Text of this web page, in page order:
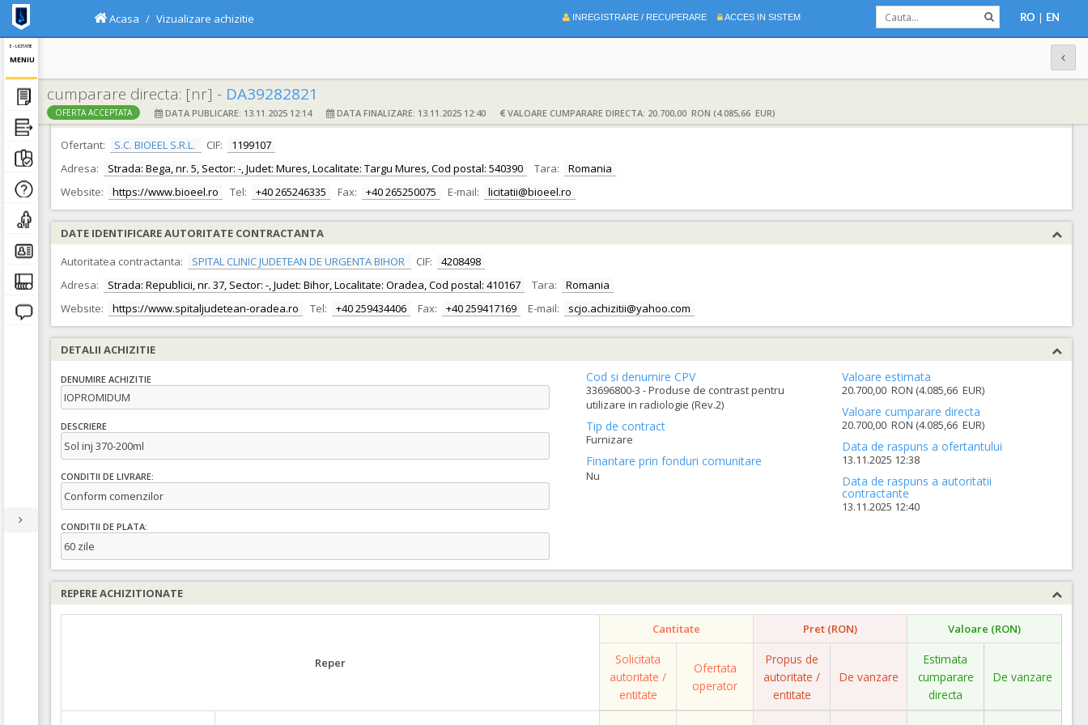
E - LICITATIE
MENIU
INREGISTRARE / RECUPERARE ACCES IN SISTEM RO | EN
Acasa Vizualizare achizitie
cumparare directa: [nr] - DA39282821
OFERTA ACCEPTATA DATA PUBLICARE: 13.11.2025 12:14 DATA FINALIZARE: 13.11.2025 12:40 VALOARE CUMPARARE DIRECTA: 20.700,00 RON (4.085,66 EUR)
DATE IDENTIFICARE OFERTANT
Ofertant:
S.C. BIOEEL S.R.L. CIF:
1199107
Adresa:
Strada: Bega, nr. 5, Sector: -, Judet: Mures, Localitate: Targu Mures, Cod postal: 540390 Tara:
Romania
Website:
https://www.bioeel.ro Tel: +40 265246335 Fax: +40 265250075 E-mail: licitatii@bioeel.ro
DATE IDENTIFICARE AUTORITATE CONTRACTANTA
Autoritatea contractanta:
SPITAL CLINIC JUDETEAN DE URGENTA BIHOR CIF:
4208498
Adresa:
Strada: Republicii, nr. 37, Sector: -, Judet: Bihor, Localitate: Oradea, Cod postal: 410167 Tara:
Romania
Website:
https://www.spitaljudetean-oradea.ro Tel: +40 259434406 Fax: +40 259417169 E-mail: scjo.achizitii@yahoo.com
DETALII ACHIZITIE
DENUMIRE ACHIZITIE
IOPROMIDUM
DESCRIERE
Sol inj 370-200ml
CONDITII DE LIVRARE:
Conform comenzilor
CONDITII DE PLATA:
60 zile
Cod si denumire CPV
33696800-3 - Produse de contrast pentru
utilizare in radiologie (Rev.2)
Tip de contract
Furnizare
Finantare prin fonduri comunitare
Nu
Valoare estimata
20.700,00 RON (4.085,66 EUR)
Valoare cumparare directa
20.700,00 RON (4.085,66 EUR)
Data de raspuns a ofertantului
13.11.2025 12:38
Data de raspuns a autoritatii
contractante
13.11.2025 12:40
REPERE ACHIZITIONATE
Reper
Cantitate Pret (RON) Valoare (RON)
Solicitata
autoritate /
entitate
Ofertata
operator
Propus de
autoritate /
entitate
De vanzare
Estimata
cumparare
directa
De vanzare